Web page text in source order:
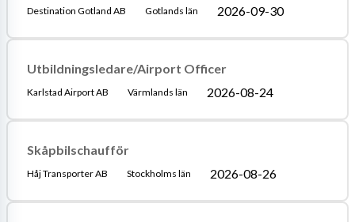
Destination Gotland AB Gotlands län 2026-09-30
Utbildningsledare/Airport Officer
Karlstad Airport AB Värmlands län 2026-08-24
Skåpbilschaufför
Håj Transporter AB Stockholms län 2026-08-26